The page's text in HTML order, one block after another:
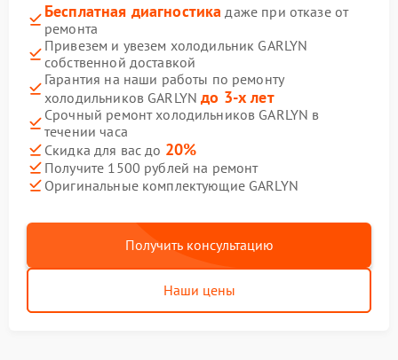
Бесплатная диагностика даже при отказе от
ремонта
Привезем и увезем холодильник GARLYN
собственной доставкой
Гарантия на наши работы по ремонту
холодильников GARLYNдо 3-х лет
Срочный ремонт холодильников GARLYN в
течении часа
Скидка для вас до 20%
Получите 1500 рублей на ремонт
Оригинальные комплектующие GARLYN
Получить консультацию
Наши цены